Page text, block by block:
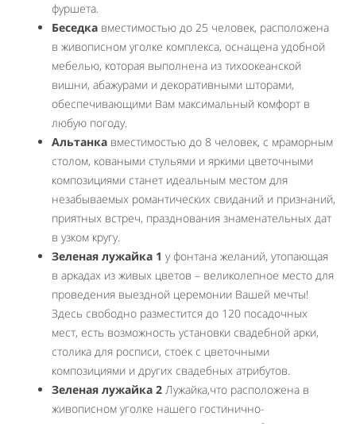
фуршета.
Беседка вместимостью до 25 человек, расположена
в живописном уголке комплекса, оснащена удобной
мебелью, которая выполнена из тихоокеанской
вишни, абажурами и декоративными шторами,
обеспечивающими Вам максимальный комфорт в
любую погоду.
Альтанка вместимостью до 8 человек, с мраморным
столом, коваными стульями и яркими цветочными
композициями станет идеальным местом для
незабываемых романтических свиданий и признаний,
приятных встреч, празднования знаменательных дат
в узком кругу.
Зеленая лужайка 1 у фонтана желаний, утопающая
в аркадах из живых цветов – великолепное место для
проведения выездной церемонии Вашей мечты!
Здесь свободно разместится до 120 посадочных
мест, есть возможность установки свадебной арки,
столика для росписи, стоек с цветочными
композициями и других свадебных атрибутов.
Зеленая лужайка 2 Лужайка,что расположена в
живописном уголке нашего гостинично-